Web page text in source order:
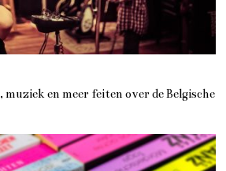
en meer feiten over de Belgische